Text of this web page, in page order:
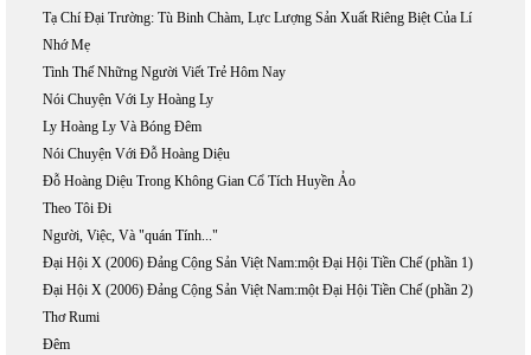
Tạ Chí Đại Trường: Tù Binh Chàm, Lực Lượng Sản Xuất Riêng Biệt Của Lí
Nhớ Mẹ
Tình Thế Những Người Viết Trẻ Hôm Nay
Nói Chuyện Với Ly Hoàng Ly
Ly Hoàng Ly Và Bóng Đêm
Nói Chuyện Với Đỗ Hoàng Diệu
Đỗ Hoàng Diệu Trong Không Gian Cổ Tích Huyền Ảo
Theo Tôi Đi
Người, Việc, Và "quán Tính..."
Đại Hội X (2006) Đảng Cộng Sản Việt Nam:một Đại Hội Tiền Chế (phần 1)
Đại Hội X (2006) Đảng Cộng Sản Việt Nam:một Đại Hội Tiền Chế (phần 2)
Thơ Rumi
Đêm